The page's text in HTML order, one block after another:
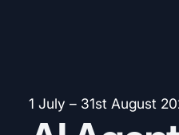
1 July – 31st August